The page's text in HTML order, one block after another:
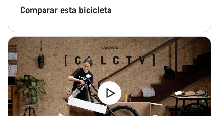
Comparar esta bicicleta